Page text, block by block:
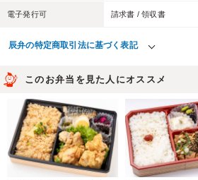
電子発行可 請求書 / 領収書
辰弁の特定商取引法に基づく表記
このお弁当を見た人にオススメ